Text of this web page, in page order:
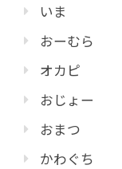
いま
おーむら
オカピ
おじょー
おまつ
かわぐち